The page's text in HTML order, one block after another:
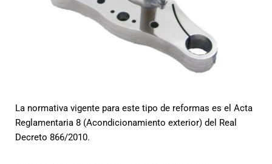
La normativa vigente para este tipo de reformas es el Acta
Reglamentaria 8 (Acondicionamiento exterior) del Real
Decreto 866/2010.